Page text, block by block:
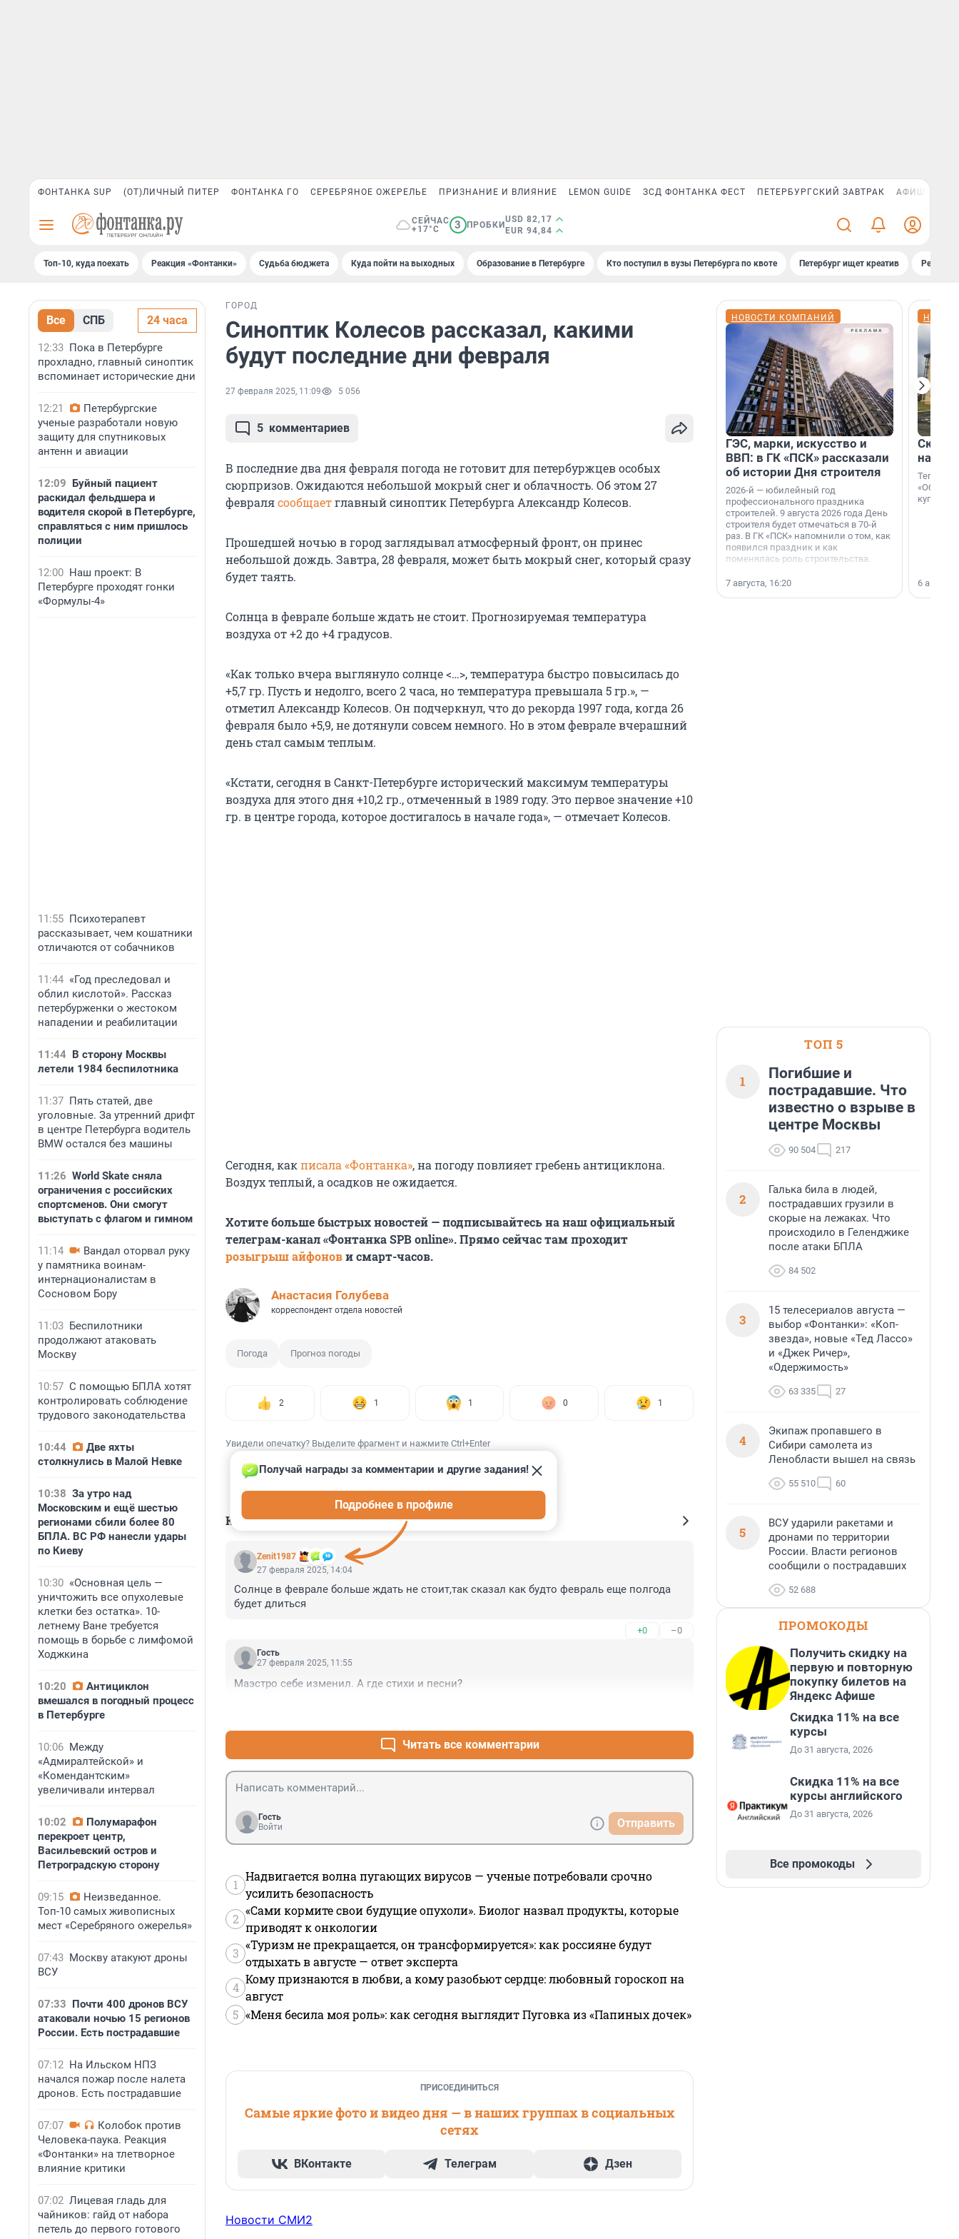
ФОНТАНКА SUP (ОТ)ЛИЧНЫЙ ПИТЕР ФОНТАНКА ГО СЕРЕБРЯНОЕ ОЖЕРЕЛЬЕ ПРИЗНАНИЕ И ВЛИЯНИЕ LEMON GUIDE ЗСД ФОНТАНКА ФЕСТ ПЕТЕРБУРГСКИЙ ЗАВТРАК АФИША PLUS
СЕЙЧАС
+17°C
3 ПРОБКИ
USD 82,17
EUR 94,84
Топ-10, куда поехать Реакция «Фонтанки» Судьба бюджета Куда пойти на выходных Образование в Петербурге Кто поступил в вузы Петербурга по квоте Петербург ищет креатив
Все СПБ 24 часа
12:33 Пока в Петербурге
прохладно, главный синоптик
вспоминает исторические дни
12:21
Петербургские
ученые разработали новую
защиту для спутниковых
антенн и авиации
12:09 Буйный пациент
раскидал фельдшера и
водителя скорой в Петербурге,
справляться с ним пришлось
полиции
12:00 Наш проект: В
Петербурге проходят гонки
«Формулы-4»
11:55 Психотерапевт
рассказывает, чем кошатники
отличаются от собачников
11:44 «Год преследовал и
облил кислотой». Рассказ
петербурженки о жестоком
нападении и реабилитации
11:44 В сторону Москвы
летели 1984 беспилотника
11:37 Пять статей, две
уголовные. За утренний дрифт
в центре Петербурга водитель
BMW остался без машины
11:26 World Skate сняла
ограничения с российских
спортсменов. Они смогут
выступать с флагом и гимном
11:14
Вандал оторвал руку
у памятника воинам-
интернационалистам в
Сосновом Бору
11:03 Беспилотники
продолжают атаковать
Москву
10:57 С помощью БПЛА хотят
контролировать соблюдение
трудового законодательства
10:44
Две яхты
столкнулись в Малой Невке
10:38 За утро над
Московским и ещё шестью
регионами сбили более 80
БПЛА. ВС РФ нанесли удары
по Киеву
10:30 «Основная цель —
уничтожить все опухолевые
клетки без остатка». 10-
летнему Ване требуется
помощь в борьбе с лимфомой
Ходжкина
10:20
Антициклон
вмешался в погодный процесс
в Петербурге
10:06 Между
«Адмиралтейской» и
«Комендантским»
увеличивали интервал
10:02
Полумарафон
перекроет центр,
Васильевский остров и
Петроградскую сторону
09:15
Неизведанное.
Топ-10 самых живописных
мест «Серебряного ожерелья»
07:43 Москву атакуют дроны
ВСУ
07:33 Почти 400 дронов ВСУ
атаковали ночью 15 регионов
России. Есть пострадавшие
07:12 На Ильском НПЗ
начался пожар после налета
дронов. Есть пострадавшие
07:07
Колобок против
Человека-паука. Реакция
«Фонтанки» на тлетворное
влияние критики
07:02 Лицевая гладь для
чайников: гайд от набора
петель до первого готового
ГОРОД
Синоптик Колесов рассказал, какими
будут последние дни февраля
27 февраля 2025, 11:09 5 056
5 комментариев
В последние два дня февраля погода не готовит для петербуржцев особых
сюрпризов. Ожидаются небольшой мокрый снег и облачность. Об этом 27
февралясообщаетглавный синоптик Петербурга Александр Колесов.
Прошедшей ночью в город заглядывал атмосферный фронт, он принес
небольшой дождь. Завтра, 28 февраля, может быть мокрый снег, который сразу
будет таять.
Солнца в феврале больше ждать не стоит. Прогнозируемая температура
воздуха от +2 до +4 градусов.
«Как только вчера выглянуло солнце <…>, температура быстро повысилась до
+5,7 гр. Пусть и недолго, всего 2 часа, но температура превышала 5 гр.», —
отметил Александр Колесов. Он подчеркнул, что до рекорда 1997 года, когда 26
февраля было +5,9, не дотянули совсем немного. Но в этом феврале вчерашний
день стал самым теплым.
«Кстати, сегодня в Санкт-Петербурге исторический максимум температуры
воздуха для этого дня +10,2 гр., отмеченный в 1989 году. Это первое значение +10
гр. в центре города, которое достигалось в начале года», — отмечает Колесов.
Сегодня, какписала «Фонтанка», на погоду повлияет гребень антициклона.
Воздух теплый, а осадков не ожидается.
Хотите больше быстрых новостей — подписывайтесь на наш официальный
телеграм-канал «Фонтанка SPB online». Прямо сейчас там проходит
розыгрыш айфонови смарт-часов.
Анастасия Голубева
корреспондент отдела новостей
Погода Прогноз погоды
2 1 1 0 1
Увидели опечатку? Выделите фрагмент и нажмите Ctrl+Enter
КОММЕНТАРИИ 5
Zenit1987
Получай награды за комментарии и другие задания!
Подробнее в профиле
27 февраля 2025, 14:04
Солнце в феврале больше ждать не стоит,так сказал как будто февраль еще полгода
будет длиться
+0 –0
Гость
27 февраля 2025, 11:55
Маэстро себе изменил. А где стихи и песни?
Читать все комментарии
Гость
Войти
Отправить
1
Надвигается волна пугающих вирусов — ученые потребовали срочно
усилить безопасность
2
«Сами кормите свои будущие опухоли». Биолог назвал продукты, которые
приводят к онкологии
3
«Туризм не прекращается, он трансформируется»: как россияне будут
отдыхать в августе — ответ эксперта
4
Кому признаются в любви, а кому разобьют сердце: любовный гороскоп на
август
5 «Меня бесила моя роль»: как сегодня выглядит Пуговка из «Папиных дочек»
ПРИСОЕДИНИТЬСЯ
Самые яркие фото и видео дня — в наших группах в социальных
сетях
ВКонтакте Телеграм Дзен
Новости СМИ2
НОВОСТИ КОМПАНИЙ
ГЭС, марки, искусство и
ВВП: в ГК «ПСК» рассказали
об истории Дня строителя
2026-й — юбилейный год
профессионального праздника
строителей. 9 августа 2026 года День
строителя будет отмечаться в 70-й
раз. В ГК «ПСК» напомнили о том, как
появился праздник и как
поменялась роль строительства.
7 августа, 16:20
на
Теперь
купить
6
ТОП 5
1
Погибшие и
пострадавшие. Что
известно о взрыве в
центре Москвы
90 504 217
2
Галька била в людей,
пострадавших грузили в
скорые на лежаках. Что
происходило в Геленджике
после атаки БПЛА
84 502
3
15 телесериалов августа —
выбор «Фонтанки»: «Коп-
звезда», новые «Тед Лассо»
и «Джек Ричер»,
«Одержимость»
63 335 27
4
Экипаж пропавшего в
Сибири самолета из
Ленобласти вышел на связь
55 510 60
5
ВСУ ударили ракетами и
дронами по территории
России. Власти регионов
сообщили о пострадавших
52 688
ПРОМОКОДЫ
Получить скидку на
первую и повторную
покупку билетов на
Яндекс Афише
Скидка 11% на все
курсы
До 31 августа, 2026
Скидка 11% на все
курсы английского
До 31 августа, 2026
Все промокоды